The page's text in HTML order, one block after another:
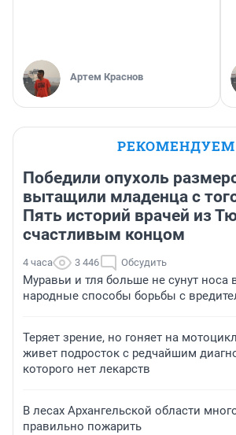
Артем Краснов
РЕКОМЕНДУЕМ
Победили опухоль
вытащили младенца с
Пять историй врачей из
счастливым концом
4 часа 3 446 Обсудить
Муравьи и тля больше не сунут носа
народные способы борьбы с
Теряет зрение, но гоняет на
живет подросток с редчайшим
которого нет лекарств
В лесах Архангельской области
правильно пожарить